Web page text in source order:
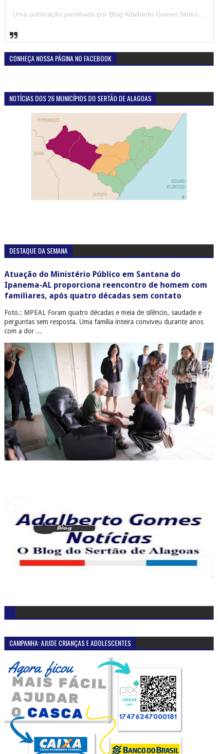
Uma publicação partilhada por Blog Adalberto Gomes Noticias (@blogadalbertogomesnoticiass)
CONHEÇA NOSSA PÁGINA NO FACEBOOK
NOTÍCIAS DOS 26 MUNICÍPIOS DO SERTÃO DE ALAGOAS
DESTAQUE DA SEMANA
Atuação do Ministério Público em Santana do
Ipanema-AL proporciona reencontro de homem com
familiares, após quatro décadas sem contato
Foto.: MPEAL Foram quatro décadas e meia de silêncio, saudade e
perguntas sem resposta. Uma família inteira conviveu durante anos
com a dor ...
CAMPANHA: AJUDE CRIANÇAS E ADOLESCENTES